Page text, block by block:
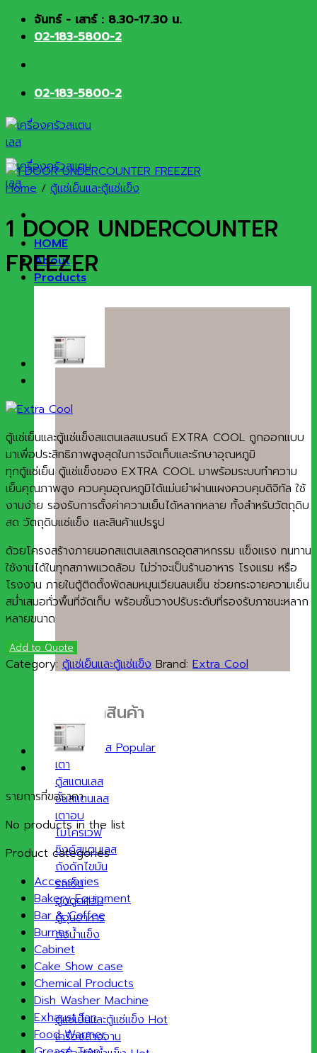
Skip จันทร์ - เสาร์ : 8.30-17.30 น.
02-183-5800-2
02-183-5800-2
HOME
About
Products
ประเภทสินค้า
โต๊ะสแตนเลส
เตา
ตู้สแตนเลส
ชั้นสแตนเลส
เตาอบ
ไมโครเวฟ
ซิงค์สแตนเลส
ถังดักไขมัน
รถเข็น
ฮูดดูดควัน
ตู้อุ่นอาหาร
ถังน้ำแข็ง
ตู้แช่เย็นและตู้แช่แข็ง
เครื่องล้างจาน
Home / ตู้แช่เย็นและตู้แช่แข็ง
1 DOOR UNDERCOUNTER
FREEZER
ตู้แช่เย็นและตู้แช่แข็งสแตนเลสแบรนด์ EXTRA COOL ถูกออกแบบ
มาเพื่อประสิทธิภาพสูงสุดในการจัดเก็บและรักษาอุณหภูมิ
ทุกตู้แช่เย็น ตู้แช่แข็งของ EXTRA COOL มาพร้อมระบบทำความ
เย็นคุณภาพสูง ควบคุมอุณหภูมิได้แม่นยำผ่านแผงควบคุมดิจิทัล ใช้
งานง่าย รองรับการตั้งค่าความเย็นได้หลากหลาย ทั้งสำหรับวัตถุดิบ
สด วัตถุดิบแช่แข็ง และสินค้าแปรรูป
ด้วยโครงสร้างภายนอกสแตนเลสเกรดอุตสาหกรรม แข็งแรง ทนทาน
ใช้งานได้ในทุกสภาพแวดล้อม ไม่ว่าจะเป็นร้านอาหาร โรงแรม หรือ
โรงงาน ภายในตู้ติดตั้งพัดลมหมุนเวียนลมเย็น ช่วยกระจายความเย็น
สม่ำเสมอทั่วพื้นที่จัดเก็บ พร้อมชั้นวางปรับระดับที่รองรับภาชนะหลาก
หลายขนาด
Add to Quote
Category: ตู้แช่เย็นและตู้แช่แข็ง Brand: Extra Cool
รายการที่ขอราคา
No products in the list
Product categories
Accessories
Bakery Equipment
Bar & Coffee
Burner
Cabinet
Cake Show case
Chemical Products
Dish Washer Machine
Exhaust fan
Food Warmer